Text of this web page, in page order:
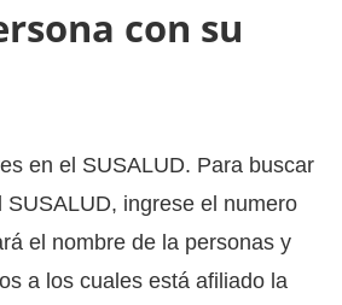
con su
en el SUSALUD. Para buscar
SUSALUD, ingrese el numero
el nombre de la personas y
a los cuales está afiliado la